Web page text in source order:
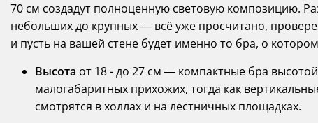
70 см создадут полноценную световую композицию.
небольших до крупных — всё уже просчитано,
и пусть на вашей стене будет именно то бра, о
Высота от 18 - до 27 см — компактные бра
малогабаритных прихожих, тогда как
смотрятся в холлах и на лестничных площадках.